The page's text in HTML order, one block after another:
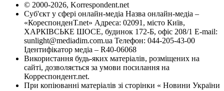
© 2000-2026, Korrespondent.net
Суб'єкт у сфері онлайн-медіа Назва онлайн-медіа –
«КореспонденТ.net» Адреса: 02091, місто Київ,
ХАРКІВСЬКЕ ШОСЕ, будинок 172-Б, офіс 208/1 E-mail:
sunlight@mediadim.com.ua Телефон: 044-205-43-00
Ідентифікатор медіа – R40-06068
Використання будь-яких матеріалів, розміщених на
сайті, дозволяється за умови посилання на
Корреспондент.net.
При копіюванні матеріалів зі сторінки « Новини України